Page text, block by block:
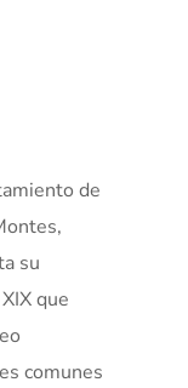
de
su
que
comunes